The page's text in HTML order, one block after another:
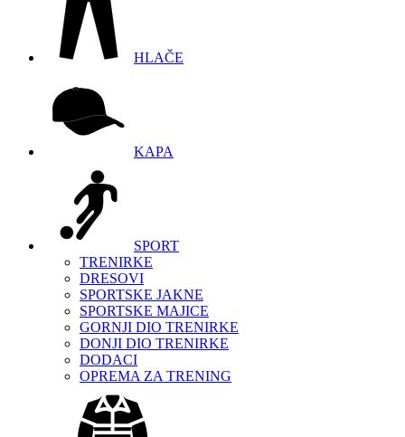
HLAČE
KAPA
SPORT
TRENIRKE
DRESOVI
SPORTSKE JAKNE
SPORTSKE MAJICE
GORNJI DIO TRENIRKE
DONJI DIO TRENIRKE
DODACI
OPREMA ZA TRENING